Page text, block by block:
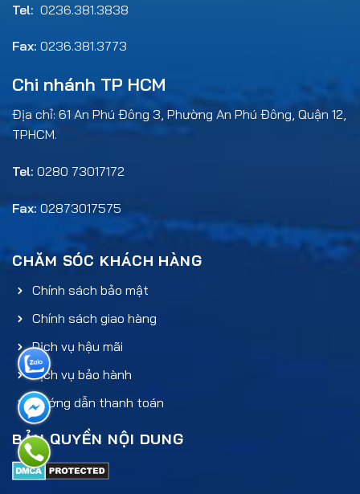
Tel: 0236.381.3838
Fax: 0236.381.3773
Chi nhánh TP HCM
Địa chỉ: 61 An Phú Đông 3, Phường An Phú Đông, Quận 12,
TPHCM.
Tel: 0280 73017172
Fax:02873017575
CHĂM SÓC KHÁCH HÀNG
Chính sách bảo mật
Chính sách giao hàng
Dịch vụ hậu mãi
Dịch vụ bảo hành
Hướng dẫn thanh toán
BẢN QUYỀN NỘI DUNG